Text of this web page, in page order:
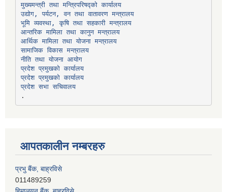
मुख्यमन्त्री तथा मन्त्रिपरिषद्को कार्यालय
उद्योग, पर्यटन, वन तथा वातावरण मन्त्रालय
भूमि व्यवस्था, कृषि तथा सहकारी मन्त्रालय
आन्तरिक मामिला तथा कानुन मन्त्रालय
आर्थिक मामिला तथा योजना मन्त्रालय
सामाजिक विकास मन्त्रालय
नीति तथा योजना आयोग
प्रदेश प्रमुखको कार्यालय
प्रदेश प्रमुखको कार्यालय
प्रदेश सभा सचिवालय
आपतकालीन नम्बरहरु
प्रभु बैंक, बाह्रविसे
हिमालयन बैंक, बाह्रविसे
011489290